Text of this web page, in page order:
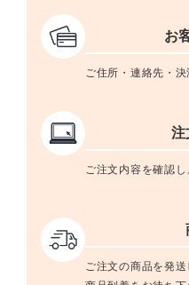
お
ご住所・連絡先・決
注
ご注文内容を確認し
ご注文の商品を発送